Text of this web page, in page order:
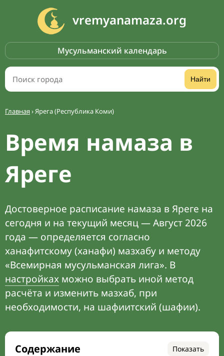
vremyanamaza.org
Мусульманский календарь
Найти
Главная›Ярега (Республика Коми)
Время намаза в
Яреге
Достоверное расписание намаза в Яреге на
сегодня и на текущий месяц — Август 2026
года — определяется согласно
ханафитскому (ханафи) мазхабу и методу
«Всемирная мусульманская лига». В
настройках можно выбрать иной метод
расчёта и изменить мазхаб, при
необходимости, на шафиитский (шафии).
Содержание Показать